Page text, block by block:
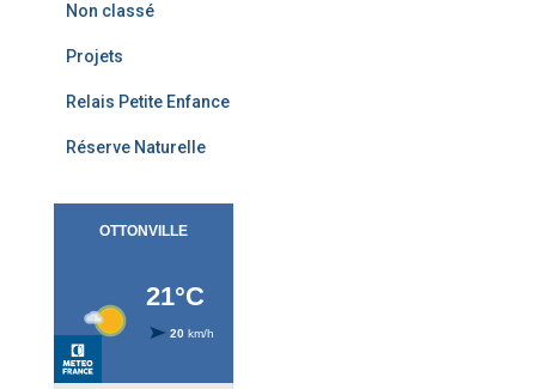
Non classé
Projets
Relais Petite Enfance
Réserve Naturelle